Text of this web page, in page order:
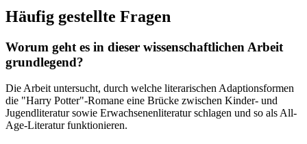
Häufig gestellte Fragen
Worum geht es in dieser wissenschaftlichen Arbeit
grundlegend?
Die Arbeit untersucht, durch welche literarischen Adaptionsformen
die "Harry Potter"-Romane eine Brücke zwischen Kinder- und
Jugendliteratur sowie Erwachsenenliteratur schlagen und so als All-
Age-Literatur funktionieren.